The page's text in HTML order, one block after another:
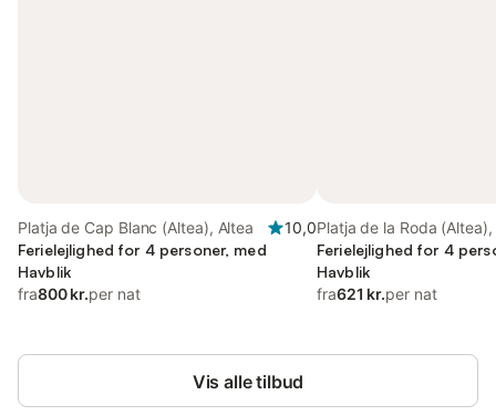
Platja de Cap Blanc (Altea), Altea
10,0
Ferielejlighed for 4 personer, med
Havblik
fra800 kr.per nat
Platja de la Roda
Ferielejlighed for 4
Havblik
fra621 kr.per nat
Vis alle tilbud